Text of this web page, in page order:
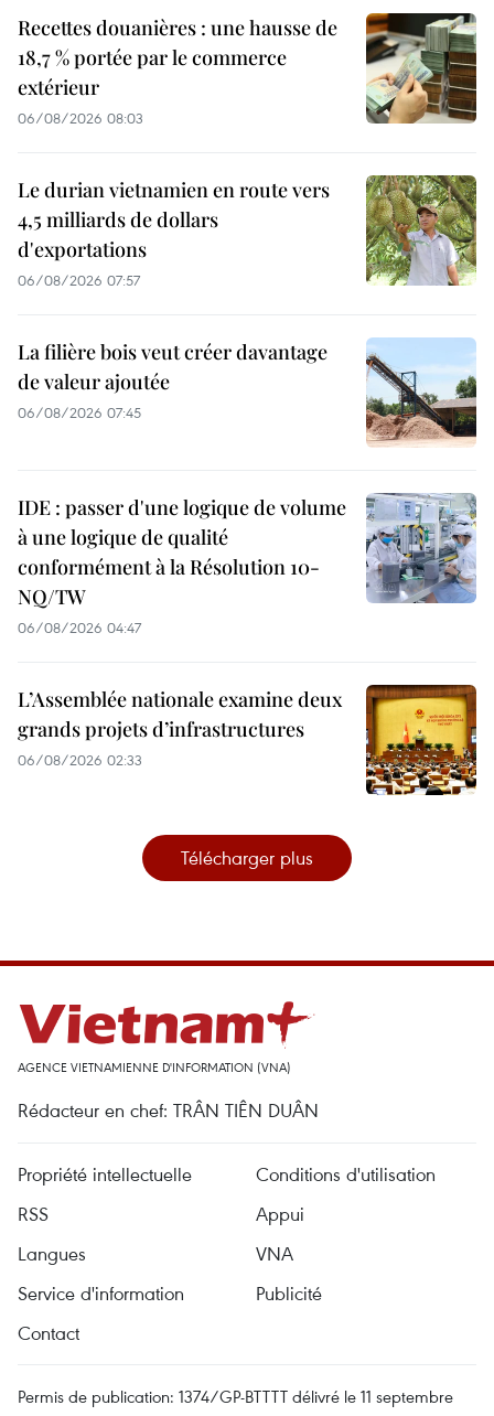
Recettes douanières : une hausse de
18,7 % portée par le commerce
extérieur
06/08/2026 08:03
Le durian vietnamien en route vers
4,5 milliards de dollars
d'exportations
06/08/2026 07:57
La filière bois veut créer davantage
de valeur ajoutée
06/08/2026 07:45
IDE : passer d'une logique de volume
à une logique de qualité
conformément à la Résolution 10-
NQ/TW
06/08/2026 04:47
L’Assemblée nationale examine deux
grands projets d’infrastructures
06/08/2026 02:33
Télécharger plus
AGENCE VIETNAMIENNE D'INFORMATION (VNA)
Rédacteur en chef: TRÂN TIÊN DUÂN
Propriété intellectuelle
Conditions d'utilisation
RSS
Appui
Langues
VNA
Service d'information
Publicité
Contact
Permis de publication: 1374/GP-BTTTT délivré le 11 septembre